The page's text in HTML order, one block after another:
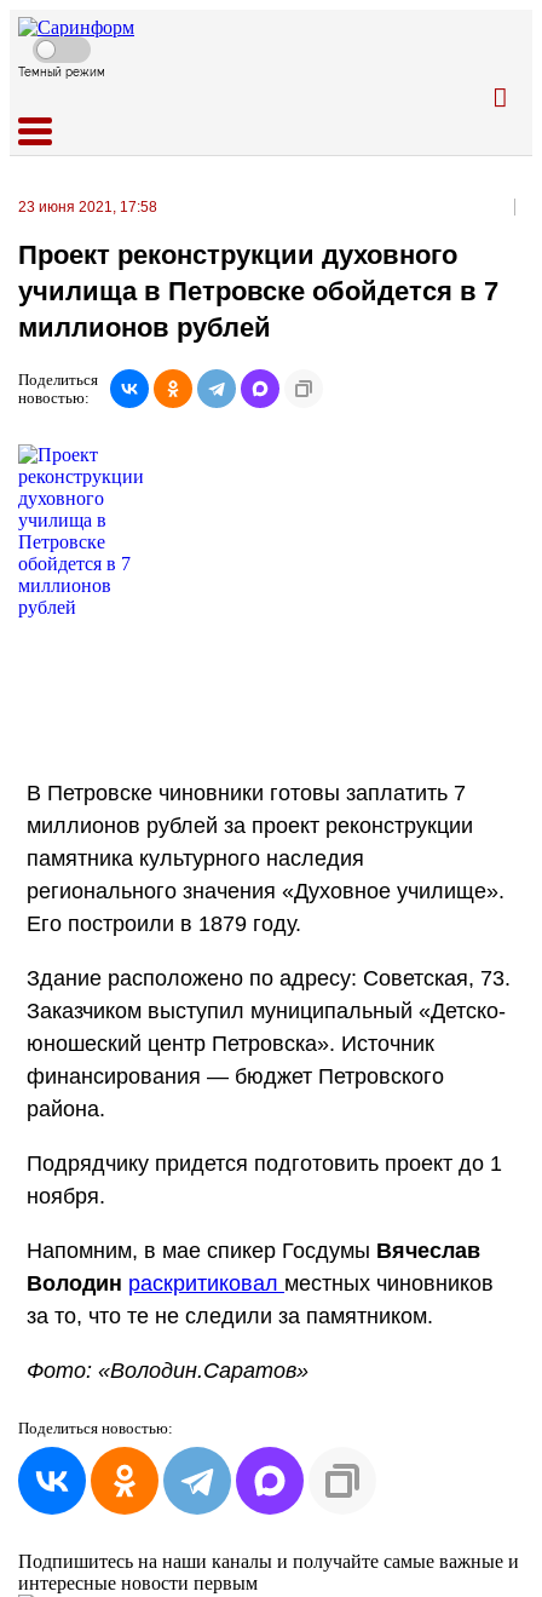
Темный режим
23 июня 2021, 17:58
Проект реконструкции духовного
училища в Петровске обойдется в 7
миллионов рублей
Поделиться
новостью:
В Петровске чиновники готовы заплатить 7
миллионов рублей за проект реконструкции
памятника культурного наследия
регионального значения «Духовное училище».
Его построили в 1879 году.
Здание расположено по адресу: Советская, 73.
Заказчиком выступил муниципальный «Детско-
юношеский центр Петровска». Источник
финансирования — бюджет Петровского
района.
Подрядчику придется подготовить проект до 1
ноября.
Напомним, в мае спикер Госдумы Вячеслав
Володин раскритиковал местных чиновников
за то, что те не следили за памятником.
Фото: «Володин.Саратов»
Поделиться новостью:
Подпишитесь на наши каналы и получайте самые важные и
интересные новости первым